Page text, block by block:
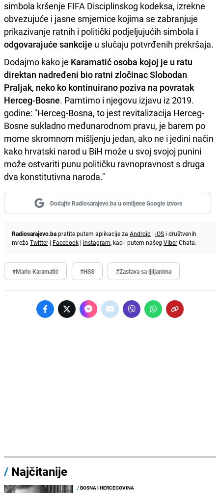
simbola kršenje FIFA Disciplinskog kodeksa, izrekne
obvezujuće i jasne smjernice kojima se zabranjuje
prikazivanje ratnih i politički podjeljujućih simbola i
odgovarajuće sankcije u slučaju potvrđenih prekršaja.
Dodajmo kako je Karamatić osoba kojoj je u ratu
direktan nadređeni bio ratni zločinac Slobodan
Praljak, neko ko kontinuirano poziva na povratak
Herceg-Bosne. Pamtimo i njegovu izjavu iz 2019.
godine: "Herceg-Bosna, to jest revitalizacija Herceg-
Bosne sukladno međunarodnom pravu, je barem po
mome skromnom mišljenju jedan, ako ne i jedini način
kako hrvatski narod u BiH može u svoj svojoj punini
može ostvariti punu političku ravnopravnost s druga
dva konstitutivna naroda."
Dodajte Radiosarajevo.ba u omiljene Google izvore
Radiosarajevo.bapratite putem aplikacije za Android | iOS i društvenih
mreža Twitter | Facebook | Instagram, kao i putem našeg ViberChata.
#Mario Karamatić #HSS #Zastava sa ljiljanima
/ Najčitanije
/BOSNA I HERCEGOVINA